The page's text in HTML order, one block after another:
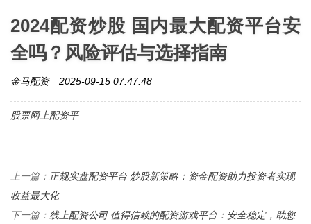
2024配资炒股 国内最大配资平台安
全吗？风险评估与选择指南
金马配资 2025-09-15 07:47:48
股票网上配资平
上一篇： 正规实盘配资平台 炒股新策略：资金配资助力投资者实现
收益最大化
下一篇： 线上配资公司 值得信赖的配资游戏平台：安全稳定，助您